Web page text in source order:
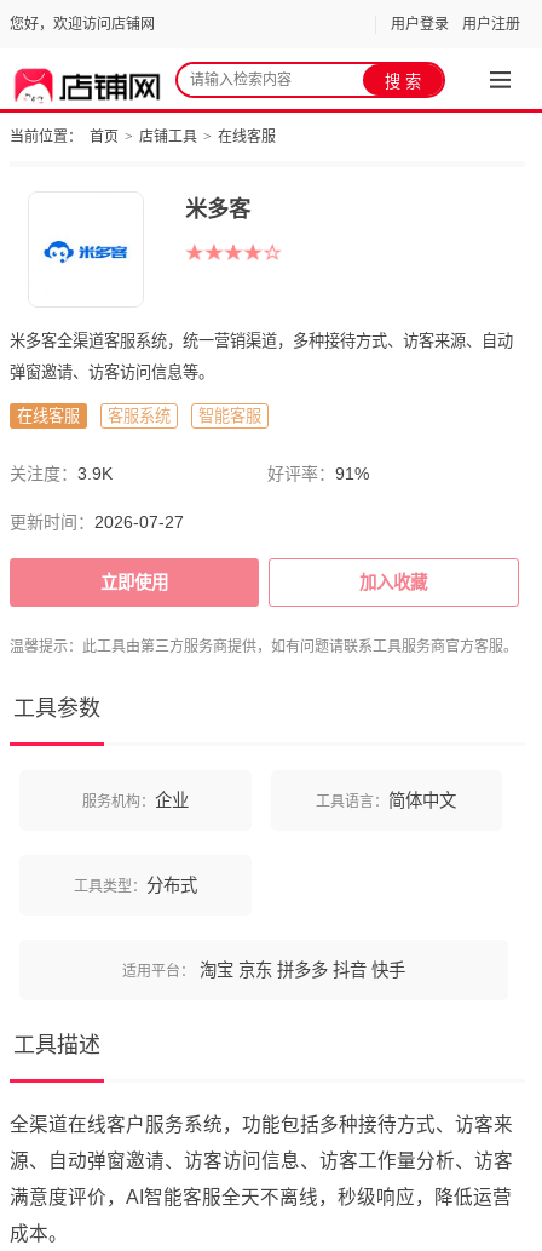
您好，欢迎访问店铺网 用户登录 用户注册
当前位置： 首页 > 店铺工具 > 在线客服
米多客
米多客全渠道客服系统，统一营销渠道，多种接待方式、访客来源、自动
弹窗邀请、访客访问信息等。
在线客服 客服系统 智能客服
关注度： 3.9K 好评率： 91%
更新时间： 2026-07-27
立即使用 加入收藏
温馨提示：此工具由第三方服务商提供，如有问题请联系工具服务商官方客服。
工具参数
服务机构： 企业 工具语言： 简体中文
工具类型： 分布式
适用平台： 淘宝 京东 拼多多 抖音 快手
工具描述
全渠道在线客户服务系统，功能包括多种接待方式、访客来
源、自动弹窗邀请、访客访问信息、访客工作量分析、访客
满意度评价，AI智能客服全天不离线，秒级响应，降低运营
成本。